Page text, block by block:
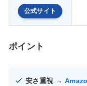
公式サイト
ポイント
安さ重視 →